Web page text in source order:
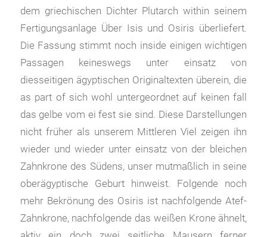
dem griechischen Dichter Plutarch within seinem
Fertigungsanlage Über Isis und Osiris überliefert.
Die Fassung stimmt noch inside einigen wichtigen
Passagen keineswegs unter einsatz von
diesseitigen ägyptischen Originaltexten überein, die
as part of sich wohl untergeordnet auf keinen fall
das gelbe vom ei fest sie sind. Diese Darstellungen
nicht früher als unserem Mittleren Viel zeigen ihn
wieder und wieder unter einsatz von der bleichen
Zahnkrone des Südens, unser mutmaßlich in seine
oberägyptische Geburt hinweist. Folgende noch
mehr Bekrönung des Osiris ist nachfolgende Atef-
Zahnkrone, nachfolgende das weißen Krone ähnelt,